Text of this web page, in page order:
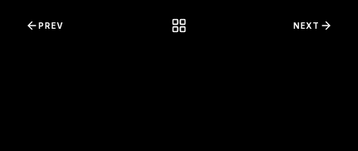
PREV NEXT